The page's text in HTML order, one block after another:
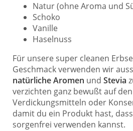
Natur (ohne Aroma und
Schoko
Vanille
Haselnuss
Für unsere super cleanen
Geschmack verwenden wir
natürliche Aromen und Stevia
verzichten ganz bewußt auf
Verdickungsmitteln oder
damit du ein Produkt hast,
sorgenfrei verwenden kannst.